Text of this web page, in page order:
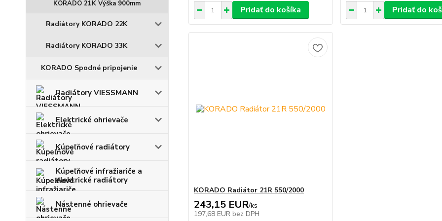
KORADO 21K Výška 900mm
Radiátory KORADO 22K
Radiátory KORADO 33K
KORADO Spodné pripojenie
Radiátory VIESSMANN
Elektrické ohrievače
Kúpeľňové radiátory
Kúpeľňové infražiariče a
elektrické radiátory
Nástenné ohrievače
Pridať do košíka Pridať do
KORADO Radiátor 21R 550/2000
243,15 EUR/ks
197,68 EUR bez DPH